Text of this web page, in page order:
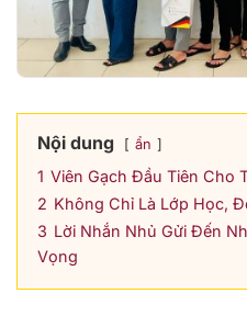
Nội dung ẩn
1 Viên Gạch Đầu Tiên Cho
2 Không Chỉ Là Lớp Học,
3 Lời Nhắn Nhủ Gửi Đến
Vọng